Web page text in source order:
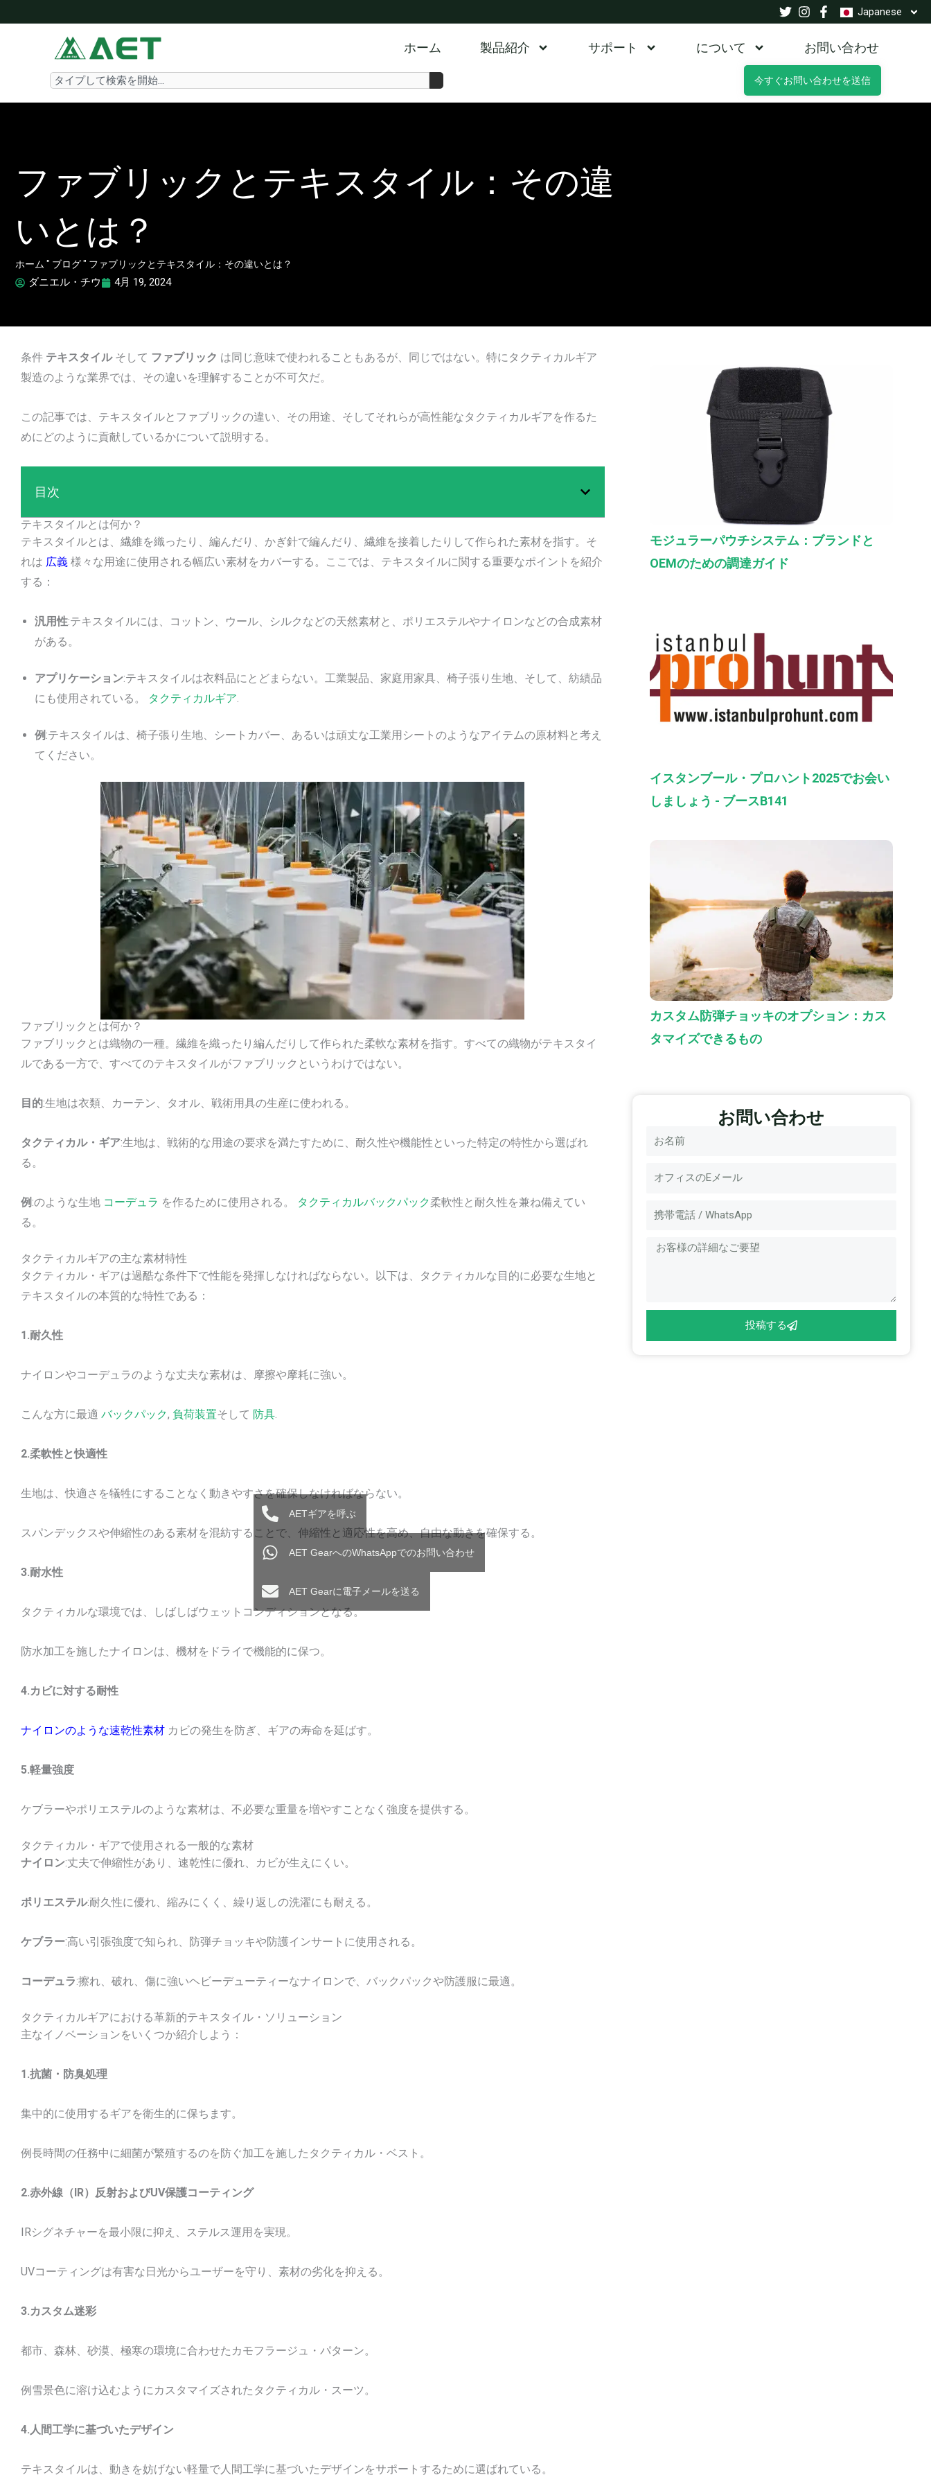
容
ッ
Japanese
ホーム 製品紹介 サポート について お問い合わせ
Search 今すぐお問い合わせを送信
ファブリックとテキスタイル：その違
いとは？
ホーム " ブログ" ファブリックとテキスタイル：その違いとは？
ダニエル・チウ 4月 19, 2024
条件 テキスタイルそして ファブリック は同じ意味で使われることもあるが、同じではない。特にタクティカルギア
製造のような業界では、その違いを理解することが不可欠だ。
この記事では、テキスタイルとファブリックの違い、その用途、そしてそれらが高性能なタクティカルギアを作るた
めにどのように貢献しているかについて説明する。
目次
テキスタイルとは何か？
テキスタイルとは、繊維を織ったり、編んだり、かぎ針で編んだり、繊維を接着したりして作られた素材を指す。そ
れは 広義 様々な用途に使用される幅広い素材をカバーする。ここでは、テキスタイルに関する重要なポイントを紹介
する：
汎用性:テキスタイルには、コットン、ウール、シルクなどの天然素材と、ポリエステルやナイロンなどの合成素材
がある。
アプリケーション:テキスタイルは衣料品にとどまらない。工業製品、家庭用家具、椅子張り生地、そして、紡績品
にも使用されている。
タクティカルギア.
例:テキスタイルは、椅子張り生地、シートカバー、あるいは頑丈な工業用シートのようなアイテムの原材料と考え
てください。
ファブリックとは何か？
ファブリックとは織物の一種。繊維を織ったり編んだりして作られた柔軟な素材を指す。すべての織物がテキスタイ
ルである一方で、すべてのテキスタイルがファブリックというわけではない。
目的:生地は衣類、カーテン、タオル、戦術用具の生産に使われる。
タクティカル・ギア:生地は、戦術的な用途の要求を満たすために、耐久性や機能性といった特定の特性から選ばれ
る。
例:のような生地 コーデュラ を作るために使用される。 タクティカルバックパック柔軟性と耐久性を兼ね備えてい
る。
タクティカルギアの主な素材特性
タクティカル・ギアは過酷な条件下で性能を発揮しなければならない。以下は、タクティカルな目的に必要な生地と
テキスタイルの本質的な特性である：
1.耐久性
ナイロンやコーデュラのような丈夫な素材は、摩擦や摩耗に強い。
こんな方に最適 バックパック, 負荷装置そして 防具.
2.柔軟性と快適性
生地は、快適さを犠牲にすることなく動きやすさを確保しなければならない。
スパンデックスや伸縮性のある素材を混紡することで、伸縮性と適応性を高め、自由な動きを確保する。
3.耐水性
タクティカルな環境では、しばしばウェットコンディションとなる。
防水加工を施したナイロンは、機材をドライで機能的に保つ。
4.カビに対する耐性
ナイロンのような速乾性素材 カビの発生を防ぎ、ギアの寿命を延ばす。
5.軽量強度
ケブラーやポリエステルのような素材は、不必要な重量を増やすことなく強度を提供する。
タクティカル・ギアで使用される一般的な素材
ナイロン:丈夫で伸縮性があり、速乾性に優れ、カビが生えにくい。
ポリエステル:耐久性に優れ、縮みにくく、繰り返しの洗濯にも耐える。
ケブラー:高い引張強度で知られ、防弾チョッキや防護インサートに使用される。
コーデュラ:擦れ、破れ、傷に強いヘビーデューティーなナイロンで、バックパックや防護服に最適。
タクティカルギアにおける革新的テキスタイル・ソリューション
主なイノベーションをいくつか紹介しよう：
1.抗菌・防臭処理
集中的に使用するギアを衛生的に保ちます。
例長時間の任務中に細菌が繁殖するのを防ぐ加工を施したタクティカル・ベスト。
2.赤外線（IR）反射およびUV保護コーティング
IRシグネチャーを最小限に抑え、ステルス運用を実現。
UVコーティングは有害な日光からユーザーを守り、素材の劣化を抑える。
3.カスタム迷彩
都市、森林、砂漠、極寒の環境に合わせたカモフラージュ・パターン。
例雪景色に溶け込むようにカスタマイズされたタクティカル・スーツ。
4.人間工学に基づいたデザイン
テキスタイルは、動きを妨げない軽量で人間工学に基づいたデザインをサポートするために選ばれている。
モジュラーパウチシステム：ブランドと
OEMのための調達ガイド
イスタンブール・プロハント2025でお会い
しましょう - ブースB141
カスタム防弾チョッキのオプション：カス
タマイズできるもの
お問い合わせ
メ
メ
投稿する
AETギアを呼ぶ
AET GearへのWhatsAppでのお問い合わせ
AET Gearに電子メールを送る